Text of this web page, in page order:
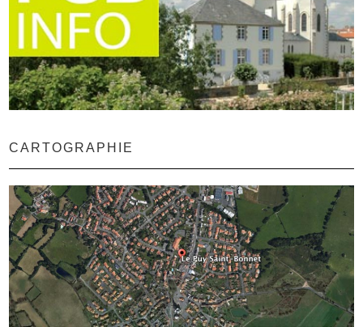
CARTOGRAPHIE